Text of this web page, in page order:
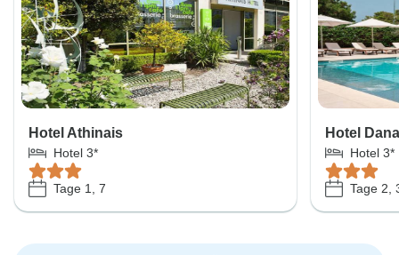
Hotel Athinais
Hotel 3*
Tage 1, 7
Hotel
Hotel 3*
Tage 2,